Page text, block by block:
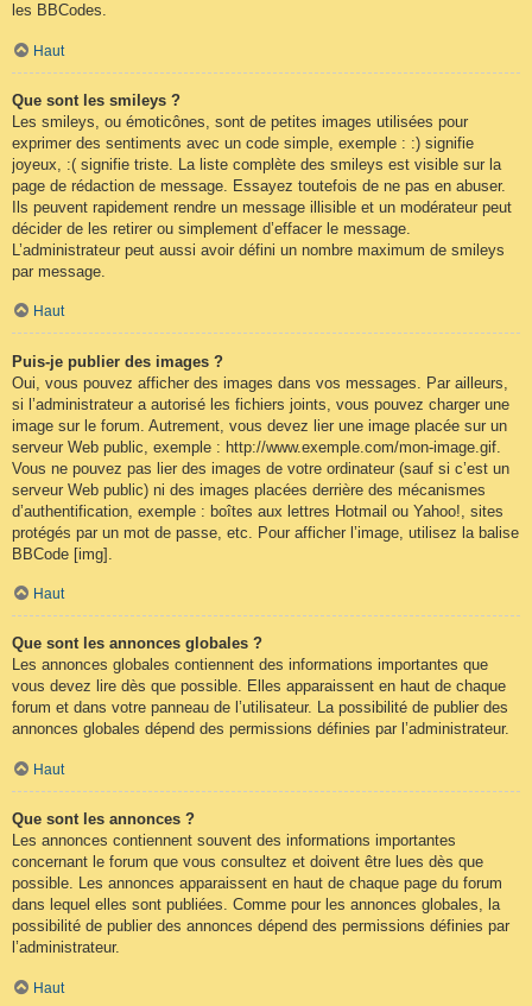
les BBCodes.
Haut
Que sont les smileys ?
Les smileys, ou émoticônes, sont de petites images utilisées pour
exprimer des sentiments avec un code simple, exemple : :) signifie
joyeux, :( signifie triste. La liste complète des smileys est visible sur la
page de rédaction de message. Essayez toutefois de ne pas en abuser.
Ils peuvent rapidement rendre un message illisible et un modérateur peut
décider de les retirer ou simplement d’effacer le message.
L’administrateur peut aussi avoir défini un nombre maximum de smileys
par message.
Haut
Puis-je publier des images ?
Oui, vous pouvez afficher des images dans vos messages. Par ailleurs,
si l’administrateur a autorisé les fichiers joints, vous pouvez charger une
image sur le forum. Autrement, vous devez lier une image placée sur un
serveur Web public, exemple : http://www.exemple.com/mon-image.gif.
Vous ne pouvez pas lier des images de votre ordinateur (sauf si c’est un
serveur Web public) ni des images placées derrière des mécanismes
d’authentification, exemple : boîtes aux lettres Hotmail ou Yahoo!, sites
protégés par un mot de passe, etc. Pour afficher l’image, utilisez la balise
BBCode [img].
Haut
Que sont les annonces globales ?
Les annonces globales contiennent des informations importantes que
vous devez lire dès que possible. Elles apparaissent en haut de chaque
forum et dans votre panneau de l’utilisateur. La possibilité de publier des
annonces globales dépend des permissions définies par l’administrateur.
Haut
Que sont les annonces ?
Les annonces contiennent souvent des informations importantes
concernant le forum que vous consultez et doivent être lues dès que
possible. Les annonces apparaissent en haut de chaque page du forum
dans lequel elles sont publiées. Comme pour les annonces globales, la
possibilité de publier des annonces dépend des permissions définies par
l’administrateur.
Haut